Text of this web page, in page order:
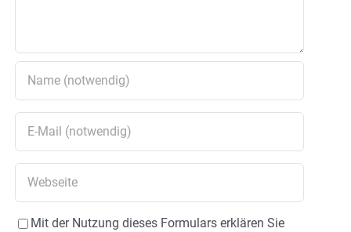
Mit der Nutzung dieses Formulars erklären Sie